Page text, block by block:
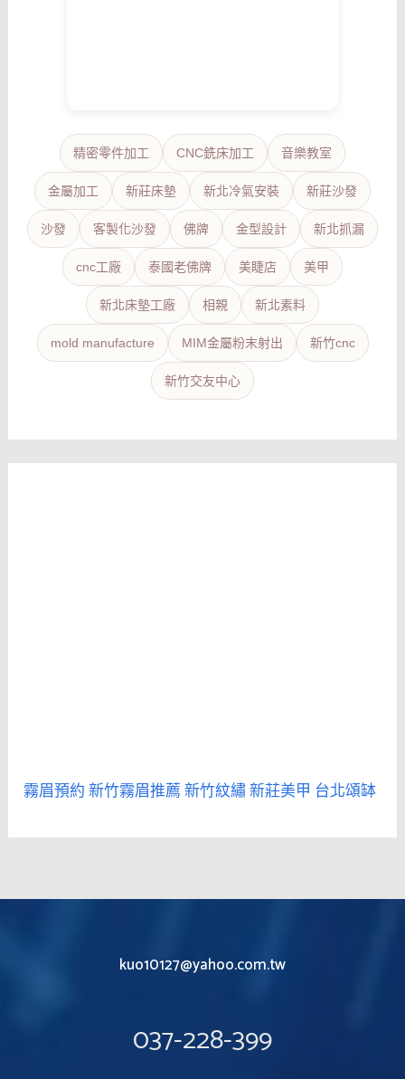
精密零件加工 CNC銑床加工 音樂教室
金屬加工 新莊床墊 新北冷氣安裝 新莊沙發
沙發 客製化沙發 佛牌 金型設計 新北抓漏
cnc工廠 泰國老佛牌 美睫店 美甲
新北床墊工廠 相親 新北素料
mold manufacture MIM金屬粉末射出 新竹cnc
新竹交友中心
霧眉預約新竹霧眉推薦新竹紋繡新莊美甲 台北頌缽
kuo10127@yahoo.com.tw
037-228-399